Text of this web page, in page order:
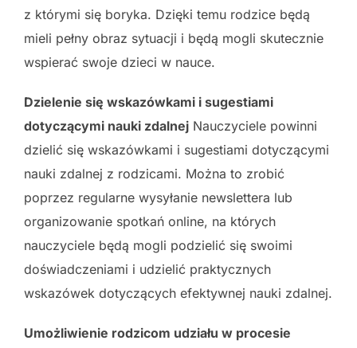
z którymi się boryka. Dzięki temu rodzice będą
mieli pełny obraz sytuacji i będą mogli skutecznie
wspierać swoje dzieci w nauce.
Dzielenie się wskazówkami i sugestiami
dotyczącymi nauki zdalnej Nauczyciele powinni
dzielić się wskazówkami i sugestiami dotyczącymi
nauki zdalnej z rodzicami. Można to zrobić
poprzez regularne wysyłanie newslettera lub
organizowanie spotkań online, na których
nauczyciele będą mogli podzielić się swoimi
doświadczeniami i udzielić praktycznych
wskazówek dotyczących efektywnej nauki zdalnej.
Umożliwienie rodzicom udziału w procesie